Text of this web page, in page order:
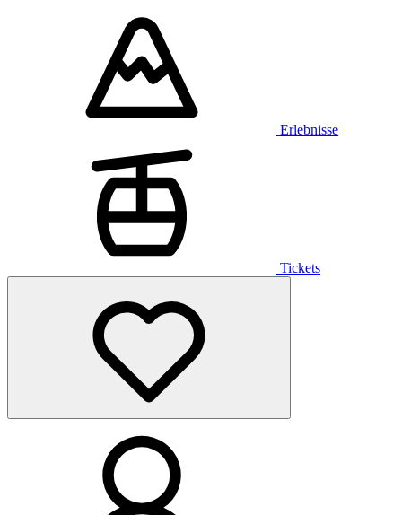
Erlebnisse
Tickets